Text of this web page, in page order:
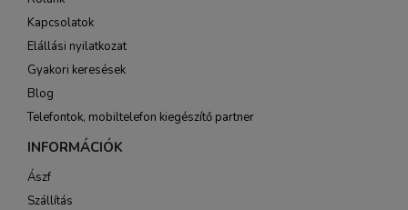
Kapcsolatok
Elállási nyilatkozat
Gyakori keresések
Blog
Telefontok, mobiltelefon kiegészítő partner
INFORMÁCIÓK
Ászf
Szállítás